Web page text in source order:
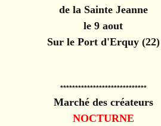
de la Sainte Jeanne
le 9 aout
Sur le Port d'Erquy (22)
*****************************
Marché des créateurs
NOCTURNE